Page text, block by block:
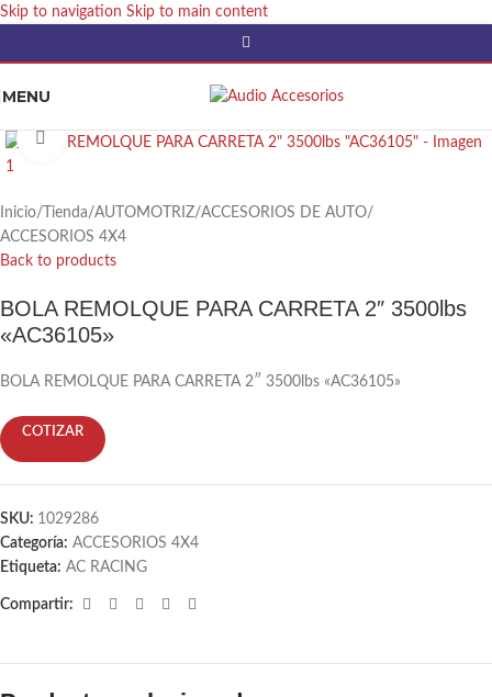
Skip to navigation Skip to main content
MENU
Click to enlarge
Inicio/ Tienda/AUTOMOTRIZ/ACCESORIOS DE AUTO/
ACCESORIOS 4X4
Back to products
BOLA REMOLQUE PARA CARRETA 2″ 3500lbs
«AC36105»
BOLA REMOLQUE PARA CARRETA 2″ 3500lbs «AC36105»
COTIZAR
SKU: 1029286
Categoría: ACCESORIOS 4X4
Etiqueta: AC RACING
Compartir: